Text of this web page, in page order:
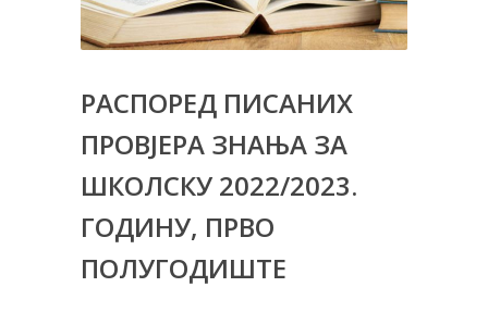
РАСПОРЕД ПИСАНИХ
ПРОВЈЕРА ЗНАЊА ЗА
ШКОЛСКУ 2022/2023.
ГОДИНУ, ПРВО
ПОЛУГОДИШТЕ